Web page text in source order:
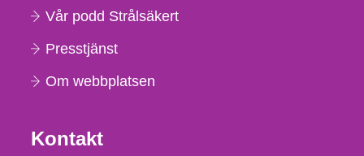
Vår podd Strålsäkert
Presstjänst
Om webbplatsen
Kontakt